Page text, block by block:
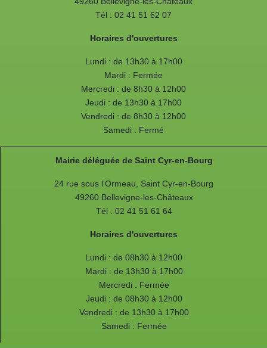
Tél : 02 41 51 62 07
Horaires d'ouvertures
Lundi : de 13h30 à 17h00
Mardi : Fermée
Mercredi : de 8h30 à 12h00
Jeudi : de 13h30 à 17h00
Vendredi : de 8h30 à 12h00
Samedi : Fermé
Mairie déléguée de Saint Cyr-en-Bourg
24 rue sous l'Ormeau, Saint Cyr-en-Bourg
49260 Bellevigne-les-Châteaux
Tél : 02 41 51 61 64
Horaires d'ouvertures
Lundi : de 08h30 à 12h00
Mardi : de 13h30 à 17h00
Mercredi : Fermée
Jeudi : de 08h30 à 12h00
Vendredi : de 13h30 à 17h00
Samedi : Fermée